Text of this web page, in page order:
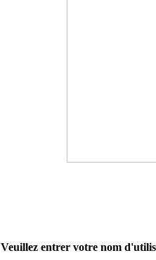
Veuillez entrer votre nom